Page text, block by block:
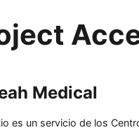
Medical
es un servicio de los